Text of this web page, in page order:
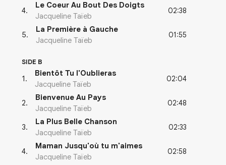
4.
Le Coeur Au Bout Des Doigts
Jacqueline Taïeb
02:38
5.
La Première à Gauche
Jacqueline Taïeb
01:55
SIDE B
1 .
Bientôt Tu l'Oublieras
Jacqueline Taïeb
02:04
2.
Bienvenue Au Pays
Jacqueline Taïeb
02:48
3.
La Plus Belle Chanson
Jacqueline Taïeb
02:33
4.
Maman Jusqu'où tu m'aimes
Jacqueline Taïeb
02:58